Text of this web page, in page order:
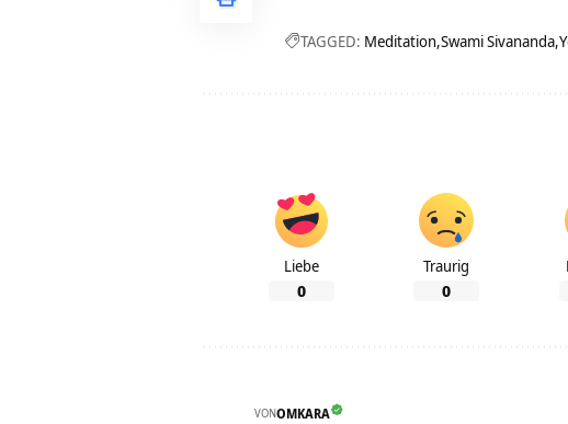
TAGGED: Meditation Swami Sivananda
Liebe
0
Traurig
0
VONOMKARA